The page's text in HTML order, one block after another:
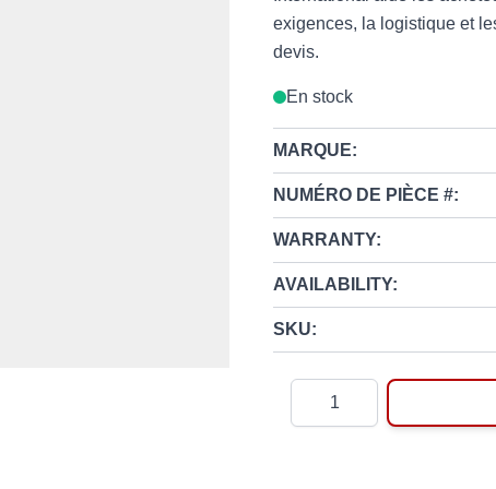
exigences, la logistique et
devis.
En stock
MARQUE:
NUMÉRO DE PIÈCE #:
WARRANTY:
AVAILABILITY:
SKU: